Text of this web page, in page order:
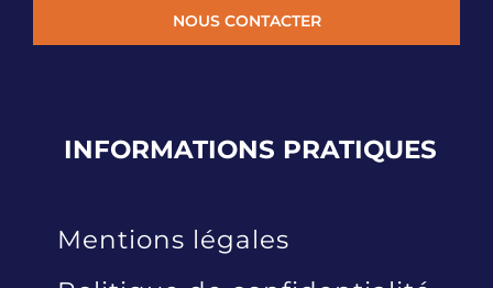
NOUS CONTACTER
INFORMATIONS PRATIQUES
Mentions légales